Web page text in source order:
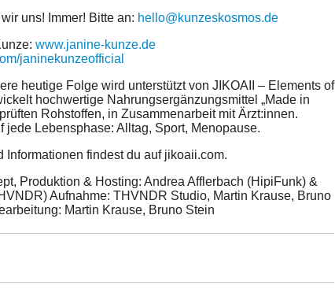
uns! Immer! Bitte an: hello@kunzeskosmos.de
www.janine-kunze.de
janinekunzeofficial
heutige Folge wird unterstützt von JIKOAII – Elements of
hochwertige Nahrungsergänzungsmittel „Made in
Rohstoffen, in Zusammenarbeit mit Ärzt:innen.
jede Lebensphase: Alltag, Sport, Menopause.
Informationen findest du auf jikoaii.com.
Produktion & Hosting: Andrea Afflerbach (HipiFunk) &
Aufnahme: THVNDR Studio, Martin Krause, Bruno
Martin Krause, Bruno Stein